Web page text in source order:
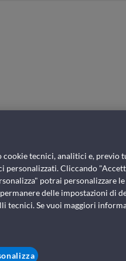
cookie tecnici, analitici e,
personalizzati. Cliccando
potrai personalizzare
delle impostazioni di
tecnici. Se vuoi maggiori